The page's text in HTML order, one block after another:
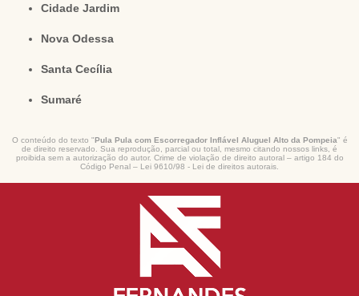
Cidade Jardim
Nova Odessa
Santa Cecília
Sumaré
O conteúdo do texto "Pula Pula com Escorregador Inflável Aluguel Alto da Pompeia" é
de direito reservado. Sua reprodução, parcial ou total, mesmo citando nossos links, é
proibida sem a autorização do autor. Crime de violação de direito autoral – artigo 184 do
Código Penal – Lei 9610/98 - Lei de direitos autorais